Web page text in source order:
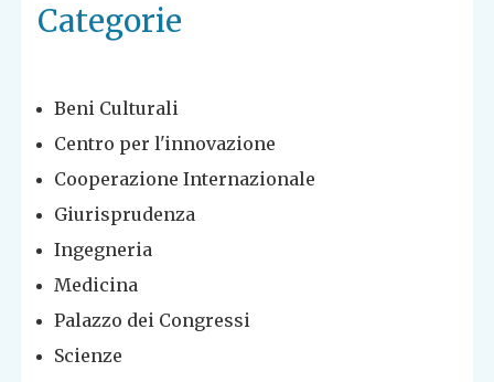
Categorie
Beni Culturali
Centro per l'innovazione
Cooperazione Internazionale
Giurisprudenza
Ingegneria
Medicina
Palazzo dei Congressi
Scienze